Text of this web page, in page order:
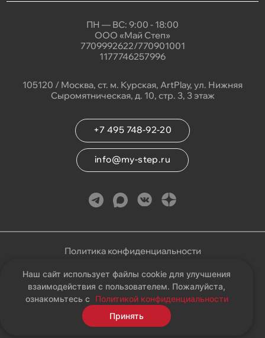
ПН — ВС: 9:00 - 18:00
ООО «Май Степ»
7709992622/770901001
1177746257996
105120 / Москва, ст. м. Курская, ArtPlay, ул. Нижняя
Сыромятническая, д. 10, стр. 3, 3 этаж
+7 495 748-92-20
info@my-step.ru
Политика конфиденциальности
Соглашение на обработку персональных данных
Карта сайта
Наш сайт использует файлы cookie для улучшения
взаимодействия с пользователем. Пожалуйста,
ознакомьтесь с
Политикой конфиденциальности
Принять